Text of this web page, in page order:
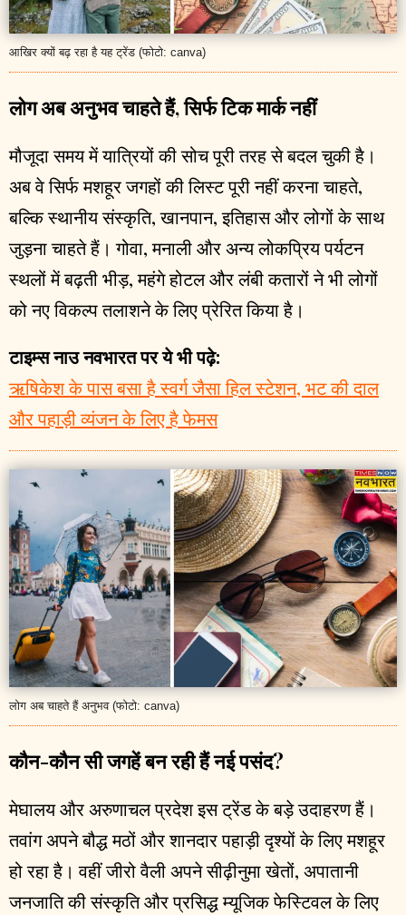
आखिर क्यों बढ़ रहा है यह ट्रेंड (फोटो: canva)
लोग अब अनुभव चाहते हैं, सिर्फ टिक मार्क नहीं
मौजूदा समय में यात्रियों की सोच पूरी तरह से बदल चुकी है।
अब वे सिर्फ मशहूर जगहों की लिस्ट पूरी नहीं करना चाहते,
बल्कि स्थानीय संस्कृति, खानपान, इतिहास और लोगों के साथ
जुड़ना चाहते हैं। गोवा, मनाली और अन्य लोकप्रिय पर्यटन
स्थलों में बढ़ती भीड़, महंगे होटल और लंबी कतारों ने भी लोगों
को नए विकल्प तलाशने के लिए प्रेरित किया है।
टाइम्स नाउ नवभारत पर ये भी पढ़े:
ऋषिकेश के पास बसा है स्वर्ग जैसा हिल स्टेशन, भट की दाल
और पहाड़ी व्यंजन के लिए है फेमस
लोग अब चाहते हैं अनुभव (फोटो: canva)
कौन-कौन सी जगहें बन रही हैं नई पसंद?
मेघालय और अरुणाचल प्रदेश इस ट्रेंड के बड़े उदाहरण हैं।
तवांग अपने बौद्ध मठों और शानदार पहाड़ी दृश्यों के लिए मशहूर
हो रहा है। वहीं जीरो वैली अपने सीढ़ीनुमा खेतों, अपातानी
जनजाति की संस्कृति और प्रसिद्ध म्यूजिक फेस्टिवल के लिए